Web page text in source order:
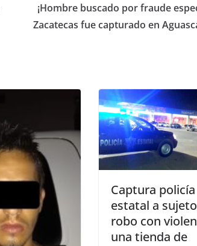
¡Hombre buscado por fraude
Zacatecas fue capturado en
Captura policía
estatal a
robo con
una tienda de